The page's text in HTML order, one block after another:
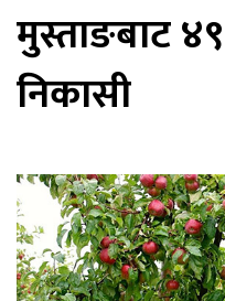
मुस्ताङबाट
निकासी